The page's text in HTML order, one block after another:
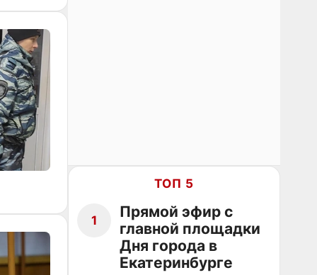
ТОП 5
1
Прямой эфир с
главной площадки
Дня города в
Екатеринбурге